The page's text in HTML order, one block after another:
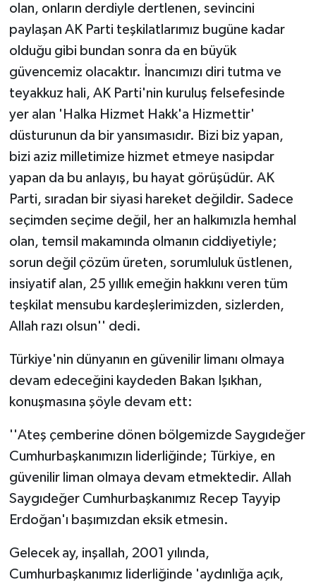
olan, onların derdiyle dertlenen, sevincini
paylaşan AK Parti teşkilatlarımız bugüne kadar
olduğu gibi bundan sonra da en büyük
güvencemiz olacaktır. İnancımızı diri tutma ve
teyakkuz hali, AK Parti'nin kuruluş felsefesinde
yer alan 'Halka Hizmet Hakk'a Hizmettir'
düsturunun da bir yansımasıdır. Bizi biz yapan,
bizi aziz milletimize hizmet etmeye nasipdar
yapan da bu anlayış, bu hayat görüşüdür. AK
Parti, sıradan bir siyasi hareket değildir. Sadece
seçimden seçime değil, her an halkımızla hemhal
olan, temsil makamında olmanın ciddiyetiyle;
sorun değil çözüm üreten, sorumluluk üstlenen,
insiyatif alan, 25 yıllık emeğin hakkını veren tüm
teşkilat mensubu kardeşlerimizden, sizlerden,
Allah razı olsun'' dedi.
Türkiye'nin dünyanın en güvenilir limanı olmaya
devam edeceğini kaydeden Bakan Işıkhan,
konuşmasına şöyle devam ett:
''Ateş çemberine dönen bölgemizde Saygıdeğer
Cumhurbaşkanımızın liderliğinde; Türkiye, en
güvenilir liman olmaya devam etmektedir. Allah
Saygıdeğer Cumhurbaşkanımız Recep Tayyip
Erdoğan'ı başımızdan eksik etmesin.
Gelecek ay, inşallah, 2001 yılında,
Cumhurbaşkanımız liderliğinde 'aydınlığa açık,